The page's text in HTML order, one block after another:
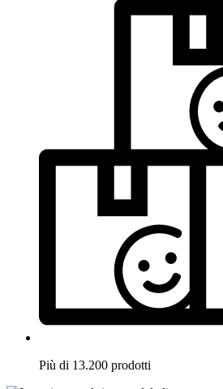
Più di 13.200 prodotti